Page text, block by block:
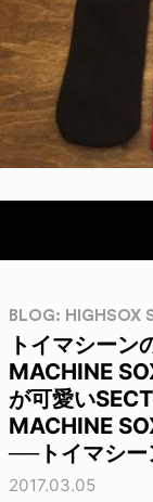
BLOG: HIGHSOX
トイマシーン
MACHINE
が可愛い
MACHINE
──トイマシー
2017.03.05